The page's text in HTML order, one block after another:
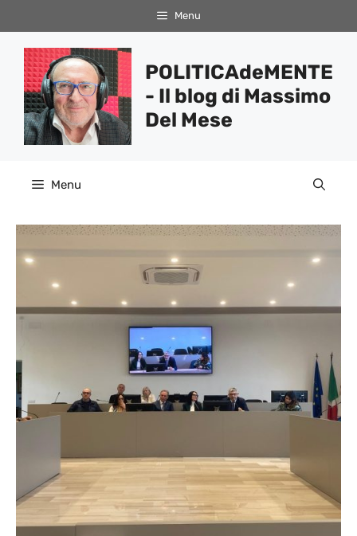
al
contenuto
Menu
POLITICAdeMENTE
- Il blog di Massimo
Del Mese
Menu